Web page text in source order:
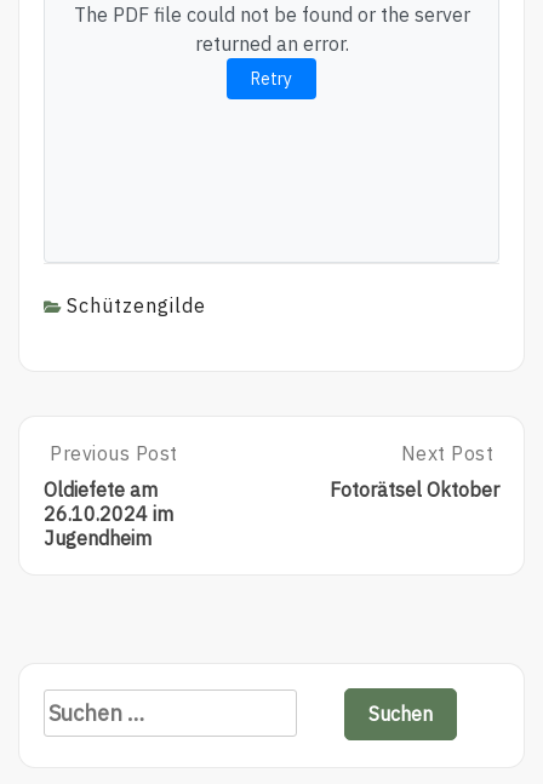
The PDF file could not be found or the server
returned an error.
Retry
Schützengilde
Post
navigation
Previous
Post:
Oldiefete
Am
26.10.2024
Previous Post
Oldiefete am
26.10.2024 im
Jugendheim
Next
Post:
Next Post
Fotorätsel Oktober
Suchen
nach: